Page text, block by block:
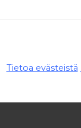
Tietoa evästeistä